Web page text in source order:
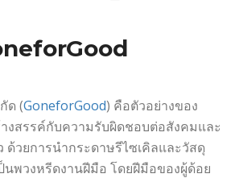
ด (GoneforGood) คือตัวอย่างของ
งสรรค์กับความรับผิดชอบต่อสังคมและ
ด้วยการนำกระดาษรีไซเคิลและวัสดุ
นพวงหรีดงานฝีมือ โดยฝีมือของผู้ด้อย